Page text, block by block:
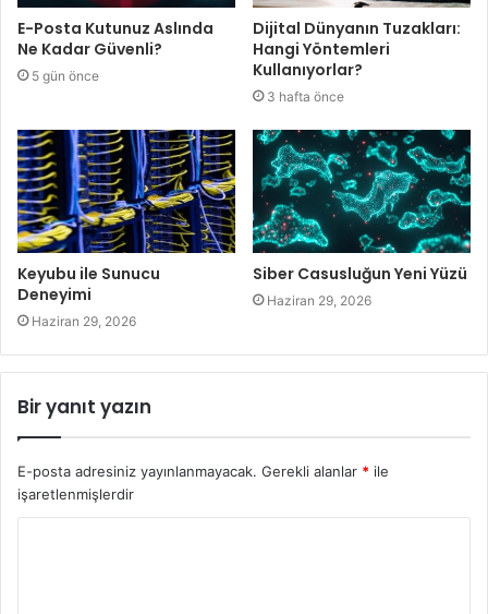
E-Posta Kutunuz Aslında
Ne Kadar Güvenli?
5 gün önce
Dijital Dünyanın Tuzakları:
Hangi Yöntemleri
Kullanıyorlar?
3 hafta önce
Keyubu ile Sunucu
Deneyimi
Haziran 29, 2026
Siber Casusluğun Yeni Yüzü
Haziran 29, 2026
Bir yanıt yazın
E-posta adresiniz yayınlanmayacak. Gerekli alanlar * ile
işaretlenmişlerdir